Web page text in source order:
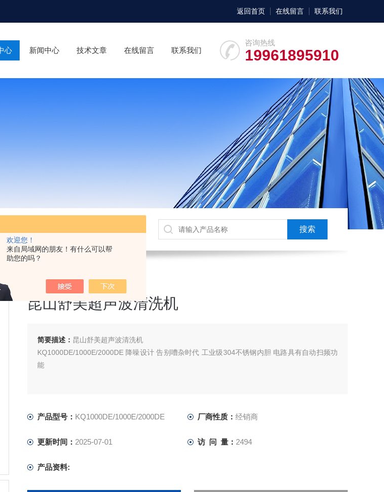
欢迎您！
来自局域网的朋友！有什么可以帮
助您的吗？
返回首页 在线留言 联系我们
咨询热线
19961895910
心 新闻中心 技术文章 在线留言 联系我们
备及用品销售；仪器仪表技术服务、维修。
舒美超声波清洗机
昆山舒美超声波清洗机
简要描述： 昆山舒美超声波清洗机
KQ1000DE/1000E/2000DE 降噪设计 告别嘈杂时代 工业级304不锈钢内胆 电路具有自动扫频功
能
产品型号： KQ1000DE/1000E/2000DE 厂商性质： 经销商
更新时间： 2025-07-01 访 问 量： 2494
产品资料: